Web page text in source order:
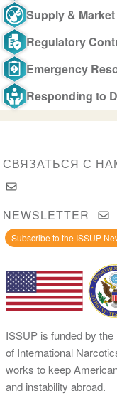
Supply &
Regulatory
Emergency
Responding to
СВЯЗАТЬСЯ С
NEWSLETTER
Subscribe to the ISSUP
ISSUP is funded by
of International
works to keep
and instability abroad.